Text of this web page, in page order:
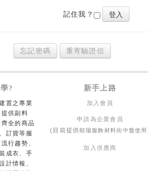
記住我？
忘記密碼 重寄驗證信
? 新手上路
置之專業
供副料
全的商品
訂貨等服
行趨勢、
成衣、手
計情報、
加入會員
申請為企業會員
(目前提供朝陽服飾材料街中盤使用
加入供應商